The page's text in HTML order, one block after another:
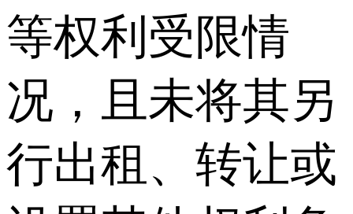
等权利受限情
况，且未将其另
行出租、转让或